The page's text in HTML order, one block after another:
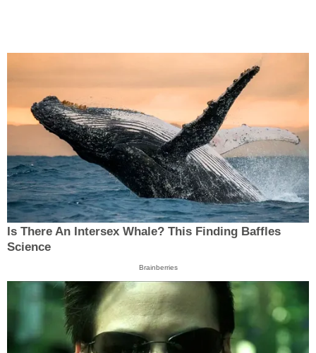
Is There An Intersex Whale? This Finding Baffles
Science
Brainberries